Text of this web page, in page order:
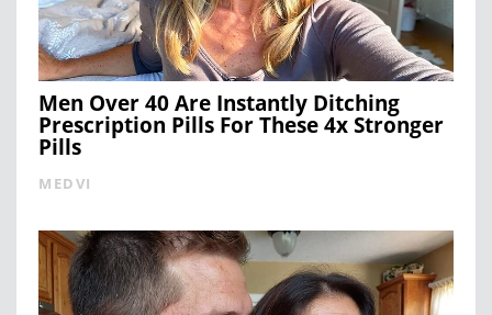
Men Over 40 Are Instantly Ditching
Prescription Pills For These 4x Stronger
Pills
MEDVI